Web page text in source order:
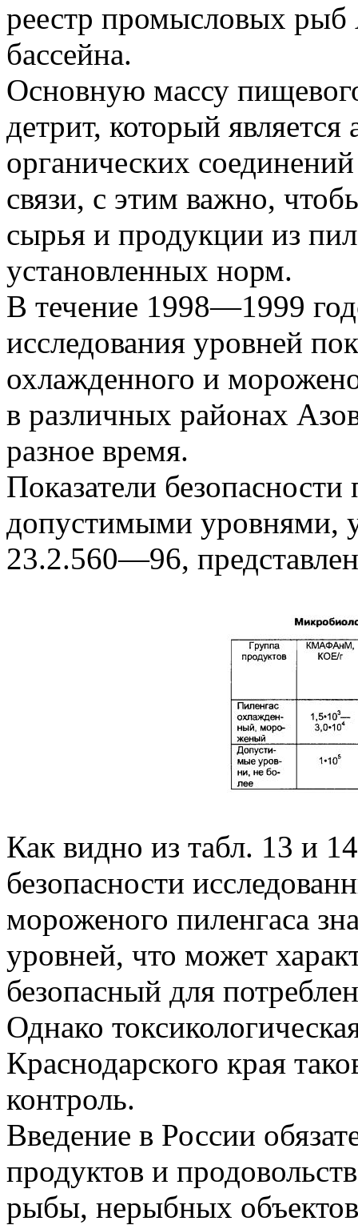
реестр промысловых рыб
бассейна.
Основную массу
детрит, который
органических
связи, с этим важно,
сырья и продукции из
установленных норм.
В течение 1998—1999
исследования уровней
охлажденного и
в различных районах
разное время.
Показатели
допустимыми уровнями,
23.2.560—96,
Как видно из табл. 13 и
безопасности
мороженого пиленгаса
уровней, что может
безопасный для
Однако
Краснодарского края
контроль.
Введение в России
продуктов и
рыбы, нерыбных